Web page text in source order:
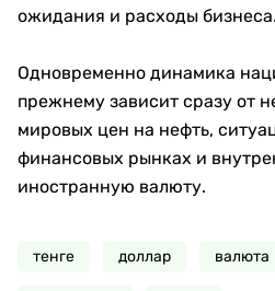
ожидания и расходы бизнеса.
Одновременно динамика
прежнему зависит сразу от
мировых цен на нефть,
финансовых рынках и
иностранную валюту.
тенге доллар валюта